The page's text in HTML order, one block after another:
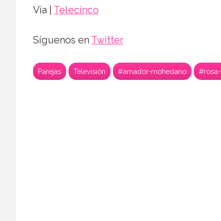
Vía | Telecinco
Síguenos en Twitter
Parejas Televisión #amador-mohedano